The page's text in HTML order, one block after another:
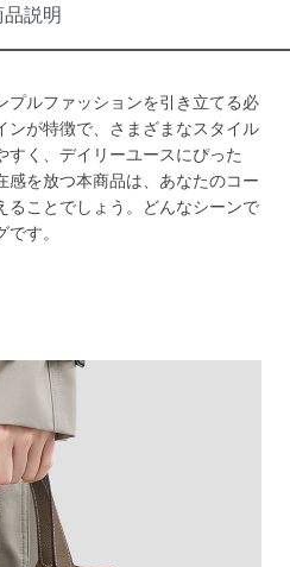
品説明
プルファッションを引き立てる必
ンが特徴で、さまざまなスタイル
すく、デイリーユースにぴった
感を放つ本商品は、あなたのコー
ることでしょう。どんなシーンで
す。